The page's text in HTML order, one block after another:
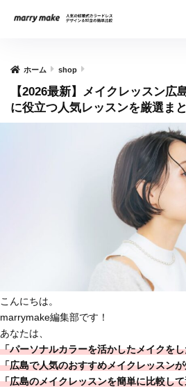
ホーム shop
【2026最新】メイクレッスン広
に役立つ人気レッスンを厳選まと
こんにちは。
marrymake編集部です！
あなたは、
「パーソナルカラーを活かしたメイクを
「広島で人気のおすすめメイクレッスン
「広島のメイクレッスンを簡単に比較し